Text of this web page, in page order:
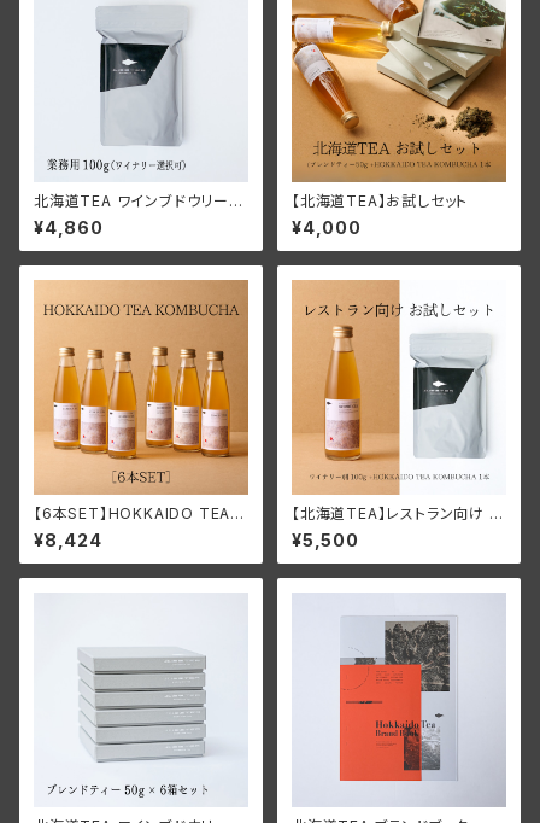
北海道TEA ワインブドウリーフ
ティー2025 ＜業務用100g
（ワイナリー選択可）＞
¥4,860
【北海道TEA】お試しセット
¥4,000
【6本SET】HOKKAIDO TEA K
OMBUCHA
¥8,424
【北海道TEA】レストラン向け お
試しセット（お得）
¥5,500